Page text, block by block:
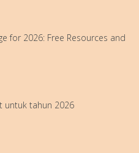
for 2026: Free Resources and
untuk tahun 2026